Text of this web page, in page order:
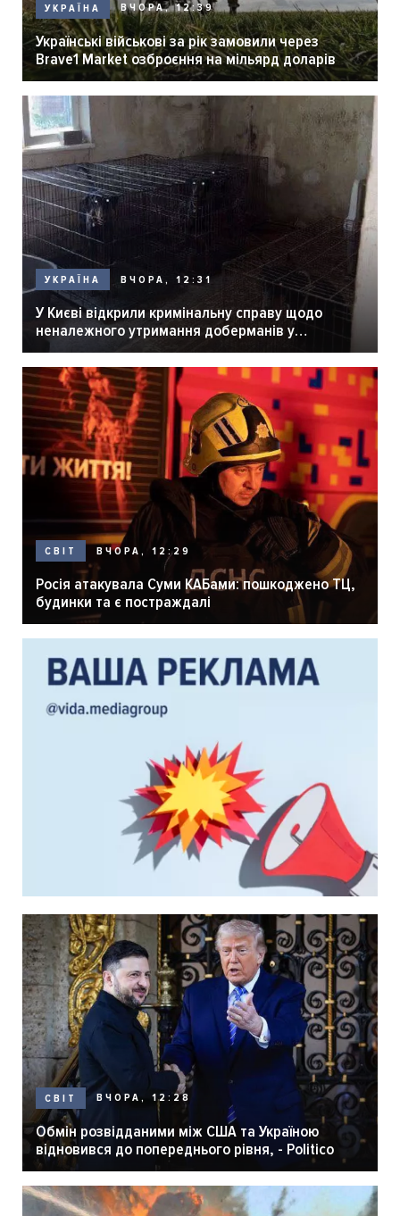
УКРАЇНА ВЧОРА, 12:39
Українські військові за рік замовили через
Brave1 Market озброєння на мільярд доларів
УКРАЇНА ВЧОРА, 12:31
У Києві відкрили кримінальну справу щодо
неналежного утримання доберманів у
розпліднику
СВІТ ВЧОРА, 12:29
Росія атакувала Суми КАБами: пошкоджено ТЦ,
будинки та є постраждалі
СВІТ ВЧОРА, 12:28
Обмін розвідданими між США та Україною
відновився до попереднього рівня, - Politico